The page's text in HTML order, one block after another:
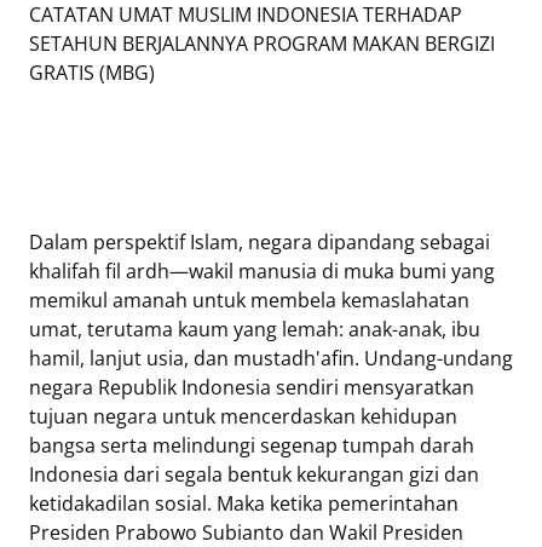
CATATAN UMAT MUSLIM INDONESIA TERHADAP
SETAHUN BERJALANNYA PROGRAM MAKAN BERGIZI
GRATIS (MBG)
Dalam perspektif Islam, negara dipandang sebagai
khalifah fil ardh—wakil manusia di muka bumi yang
memikul amanah untuk membela kemaslahatan
umat, terutama kaum yang lemah: anak-anak, ibu
hamil, lanjut usia, dan mustadh'afin. Undang-undang
negara Republik Indonesia sendiri mensyaratkan
tujuan negara untuk mencerdaskan kehidupan
bangsa serta melindungi segenap tumpah darah
Indonesia dari segala bentuk kekurangan gizi dan
ketidakadilan sosial. Maka ketika pemerintahan
Presiden Prabowo Subianto dan Wakil Presiden
Rules
Cara
Menjadi